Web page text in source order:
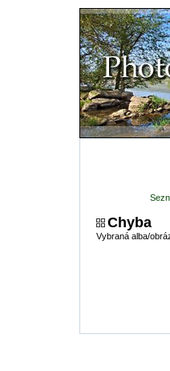
Chyba
Vybraná alba/